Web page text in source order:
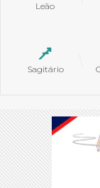
Leão
Sagitário